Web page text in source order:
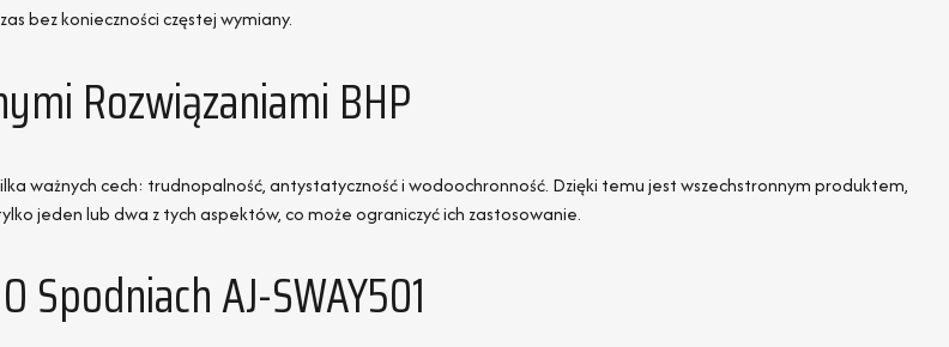
bez konieczności częstej wymiany.
Rozwiązaniami BHP
ważnych cech: trudnopalność, antystatyczność i wodoochronność. Dzięki temu jest wszechstronnym produktem,
jeden lub dwa z tych aspektów, co może ograniczyć ich zastosowanie.
Spodniach AJ-SWAY501